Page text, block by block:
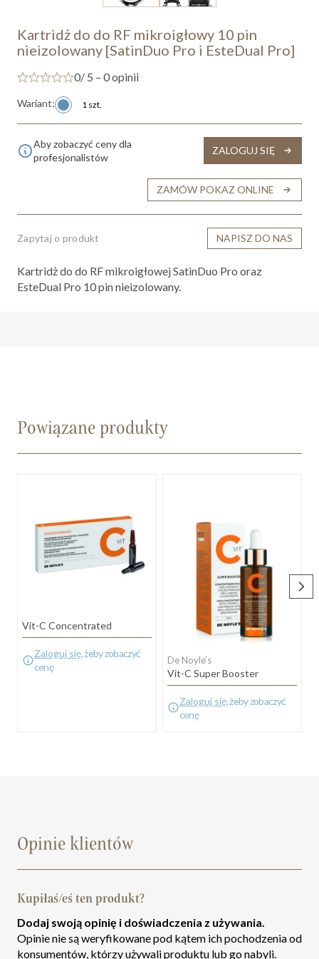
Kartridż do do RF mikroigłowy 10 pin
nieizolowany [SatinDuo Pro i EsteDual Pro]
0/ 5 – 0 opinii
Wariant: 1 szt.
Aby zobaczyć ceny dla
profesjonalistów
ZALOGUJ SIĘ
ZAMÓW POKAZ ONLINE
Zapytaj o produkt NAPISZ DO NAS
Kartridż do do RF mikroigłowej SatinDuo Pro oraz
EsteDual Pro 10 pin nieizolowany.
Powiązane produkty
Vit-C Concentrated
Zaloguj się, żeby zobaczyć
cenę
De Noyle’s
Vit-C Super Booster
Zaloguj się, żeby zobaczyć
cenę
Opinie klientów
Kupiłaś/eś ten produkt?
Dodaj swoją opinię i doświadczenia z używania.
Opinie nie są weryfikowane pod kątem ich pochodzenia od
konsumentów, którzy używali produktu lub go nabyli.